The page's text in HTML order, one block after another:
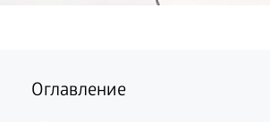
Оглавление